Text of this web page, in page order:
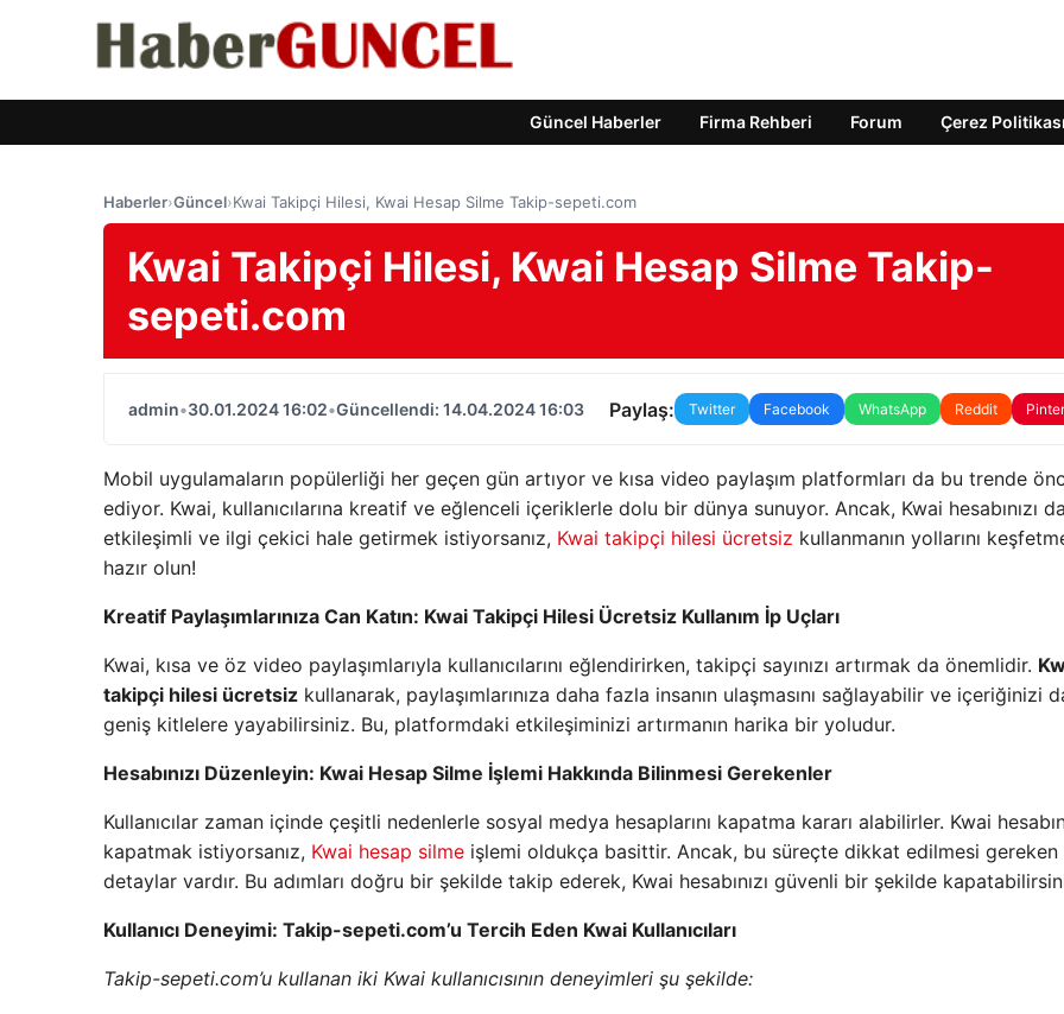
Güncel Haberler Firma Rehberi Forum Çerez Politikası
Haberler›Güncel›Kwai Takipçi Hilesi, Kwai Hesap Silme Takip-sepeti.com
Kwai Takipçi Hilesi, Kwai Hesap Silme Takip-
sepeti.com
admin•30.01.2024 16:02•Güncellendi: 14.04.2024 16:03 Paylaş: Twitter Facebook WhatsApp Reddit
Mobil uygulamaların popülerliği her geçen gün artıyor ve kısa video paylaşım platformları da bu trende
ediyor. Kwai, kullanıcılarına kreatif ve eğlenceli içeriklerle dolu bir dünya sunuyor. Ancak, Kwai hesabınızı
etkileşimli ve ilgi çekici hale getirmek istiyorsanız, Kwai takipçi hilesi ücretsiz kullanmanın yollarını
hazır olun!
Kreatif Paylaşımlarınıza Can Katın: Kwai Takipçi Hilesi Ücretsiz Kullanım İp Uçları
Kwai, kısa ve öz video paylaşımlarıyla kullanıcılarını eğlendirirken, takipçi sayınızı artırmak da önemlidir.
takipçi hilesi ücretsiz kullanarak, paylaşımlarınıza daha fazla insanın ulaşmasını sağlayabilir ve içeriğinizi
geniş kitlelere yayabilirsiniz. Bu, platformdaki etkileşiminizi artırmanın harika bir yoludur.
Hesabınızı Düzenleyin: Kwai Hesap Silme İşlemi Hakkında Bilinmesi Gerekenler
Kullanıcılar zaman içinde çeşitli nedenlerle sosyal medya hesaplarını kapatma kararı alabilirler. Kwai
kapatmak istiyorsanız, Kwai hesap silme işlemi oldukça basittir. Ancak, bu süreçte dikkat edilmesi gereken
detaylar vardır. Bu adımları doğru bir şekilde takip ederek, Kwai hesabınızı güvenli bir şekilde
Kullanıcı Deneyimi: Takip-sepeti.com’u Tercih Eden Kwai Kullanıcıları
Takip-sepeti.com’u kullanan iki Kwai kullanıcısının deneyimleri şu şekilde: